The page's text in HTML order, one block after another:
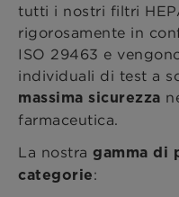
tutti i nostri filtri
rigorosamente in
ISO 29463 e
individuali di test a
massima sicurezza
farmaceutica.
La nostra gamma di
categorie: